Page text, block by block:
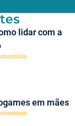
lidar com a
em mães